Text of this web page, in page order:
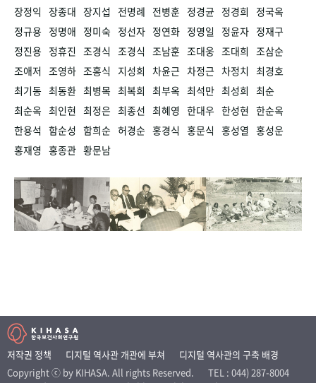
장정익 장종대 장지섭 전명례 전병훈 정경균 정경희
정국옥
정규용 정명애 정미숙 정선자 정연화 정영일 정윤자 정재구
정진용 정휴진 조경식 조경식 조남훈 조대웅 조대희 조삼순
조애저 조영하 조홍식 지성희 차윤근 차정근 차정치 최경호
최기동 최동환 최병목 최복희 최부옥 최석만 최성희 최순
최순옥 최인현 최정은 최종선 최혜영 한대우 한성현 한순옥
한용석 함순성 함희순 허경순 홍경식 홍문식 홍성열 홍성운
홍재영 홍종관 황문남
저작권 정책 디지털 역사관 개관에 부쳐
디지털 역사관의 구축 배경
Copyright ⓒ by KIHASA. All rights Reserved.
TEL : 044) 287-8004